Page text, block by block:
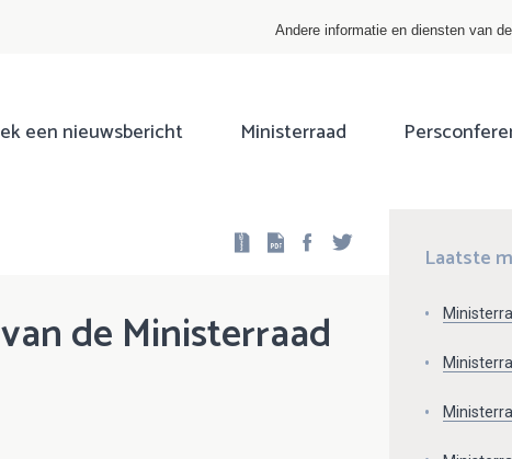
Andere informatie en diensten van
een nieuwsbericht Ministerraad
Facebook
de Ministerraad
Laatste